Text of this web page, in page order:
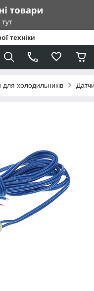
техніки
для холодильників